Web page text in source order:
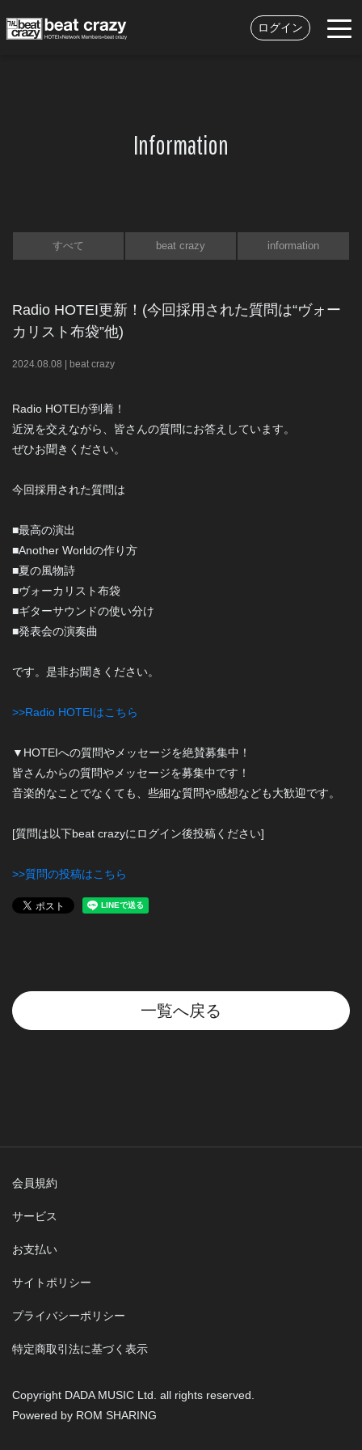
ログイン
Information
すべて beat crazy information
Radio HOTEI更新！(今回採用された質問は“ヴォー
カリスト布袋”他)
2024.08.08 beat crazy
Radio HOTEIが到着！
近況を交えながら、皆さんの質問にお答えしています。
ぜひお聞きください。
今回採用された質問は
■最高の演出
■Another Worldの作り方
■夏の風物詩
■ヴォーカリスト布袋
■ギターサウンドの使い分け
■発表会の演奏曲
です。是非お聞きください。
>>Radio HOTEIはこちら
▼HOTEIへの質問やメッセージを絶賛募集中！
皆さんからの質問やメッセージを募集中です！
音楽的なことでなくても、些細な質問や感想なども大歓迎です。
[質問は以下beat crazyにログイン後投稿ください]
>>質問の投稿はこちら
一覧へ戻る
会員規約
サービス
お支払い
サイトポリシー
プライバシーポリシー
特定商取引法に基づく表示
Copyright DADA MUSIC Ltd. all rights reserved.
Powered by ROM SHARING